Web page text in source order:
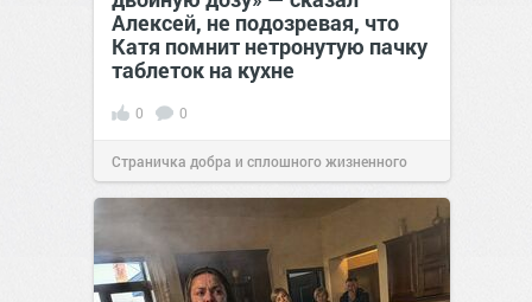
Алексей, не подозревая, что
Катя помнит нетронутую пачку
таблеток на кухне
0 0
Страничка добра и сплошного жизненного
позитива!07:38Сегодня